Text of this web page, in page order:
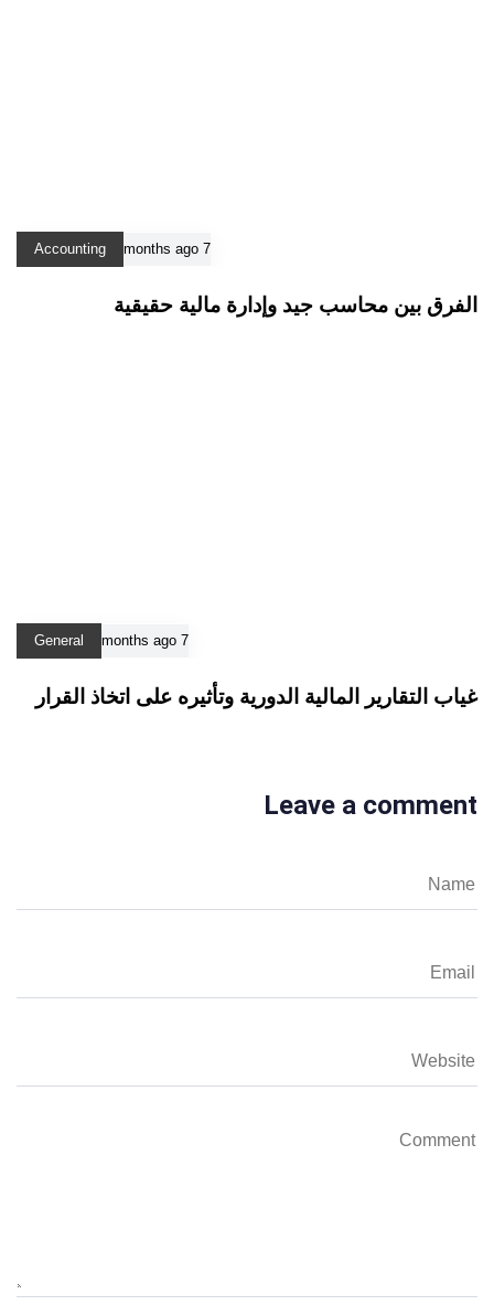
7 months ago
Accounting
الفرق بين محاسب جيد وإدارة مالية حقيقية
7 months ago
General
غياب التقارير المالية الدورية وتأثيره على اتخاذ القرار
Leave a comment